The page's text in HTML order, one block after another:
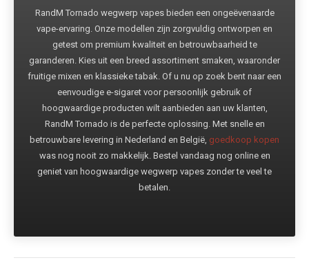
RandM Tornado wegwerp vapes bieden een ongeëvenaarde
vape-ervaring. Onze modellen zijn zorgvuldig ontworpen en
getest om premium kwaliteit en betrouwbaarheid te
garanderen. Kies uit een breed assortiment smaken, waaronder
fruitige mixen en klassieke tabak. Of u nu op zoek bent naar een
eenvoudige e-sigaret voor persoonlijk gebruik of
hoogwaardige producten wilt aanbieden aan uw klanten,
RandM Tornado is de perfecte oplossing. Met snelle en
betrouwbare levering in Nederland en België, goedkoop kopen
was nog nooit zo makkelijk. Bestel vandaag nog online en
geniet van hoogwaardige wegwerp vapes zonder te veel te
betalen.